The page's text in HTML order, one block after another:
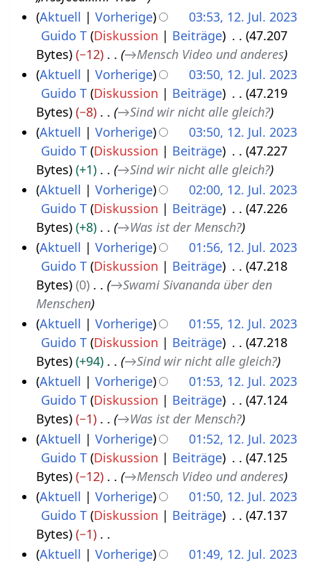
32u
2
3
0
Aktuell Vorherige
03:53, 12. Jul. 2023
Guido T Diskussion Beiträge
47.207
Bytes
−12 →Mensch Video und anderes
Aktuell
Vorherige
03:50, 12. Jul. 2023
Guido T Diskussion Beiträge
47.219
Bytes
−8 →Sind wir nicht alle gleich?
Aktuell
Vorherige
03:50, 12. Jul. 2023
Guido T Diskussion Beiträge
47.227
Bytes
+1 →Sind wir nicht alle gleich?
Aktuell
Vorherige
02:00, 12. Jul. 2023
Guido T Diskussion Beiträge
47.226
Bytes
+8 →Was ist der Mensch?
Aktuell
Vorherige
01:56, 12. Jul. 2023
Guido T Diskussion Beiträge
47.218
Bytes
0 →Swami Sivananda über den
Menschen
Aktuell
Vorherige
01:55, 12. Jul. 2023
Guido T Diskussion Beiträge
47.218
Bytes
+94 →Sind wir nicht alle gleich?
Aktuell
Vorherige
01:53, 12. Jul. 2023
Guido T Diskussion Beiträge
47.124
Bytes
−1 →Was ist der Mensch?
Aktuell
Vorherige
01:52, 12. Jul. 2023
Guido T Diskussion Beiträge
47.125
Bytes
−12 →Mensch Video und anderes
Aktuell
Vorherige
01:50, 12. Jul. 2023
Guido T Diskussion Beiträge
47.137
Bytes
−1
KAktuell Vorherige
01:49, 12. Jul. 2023